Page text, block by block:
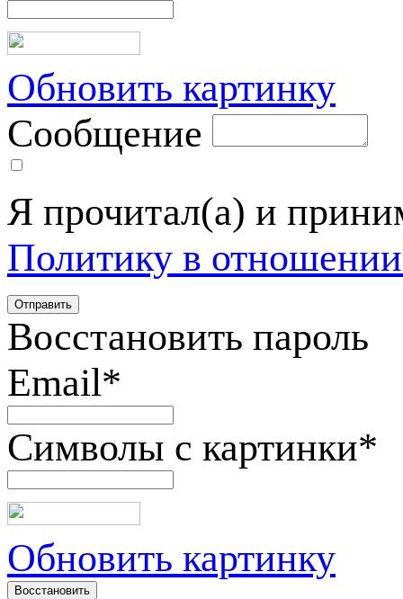
Обновить картинку
Сообщение
Я прочитал(а) и
Политику в
Восстановить пароль
Email*
Символы с картинки*
Обновить картинку